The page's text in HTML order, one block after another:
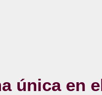
única en